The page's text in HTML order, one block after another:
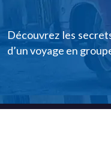
Découvrez les
d’un voyage en